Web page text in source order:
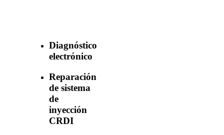
Diagnóstico
electrónico
Reparación
de sistema
de
inyección
CRDI